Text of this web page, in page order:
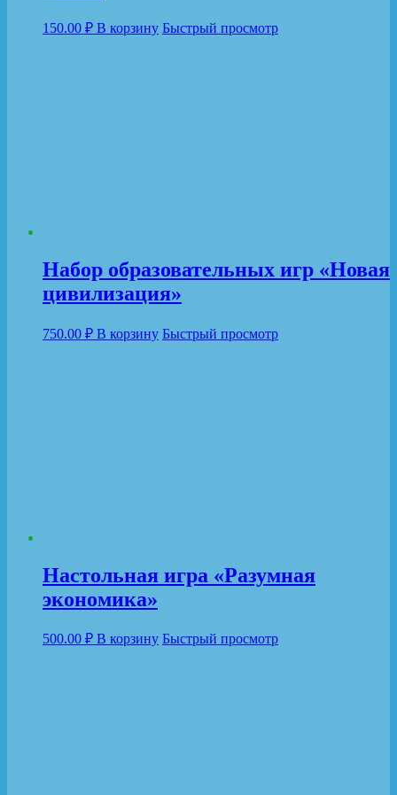
150.00 ₽ В корзину Быстрый просмотр
Набор образовательных игр «Новая
цивилизация»
750.00 ₽ В корзину Быстрый просмотр
Настольная игра «Разумная
экономика»
500.00 ₽ В корзину Быстрый просмотр